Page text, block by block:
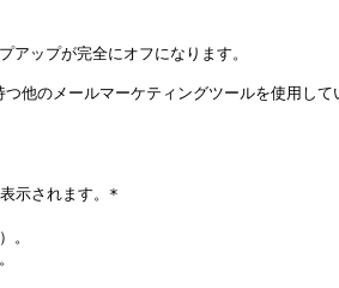
ップが完全にオフになります。
。